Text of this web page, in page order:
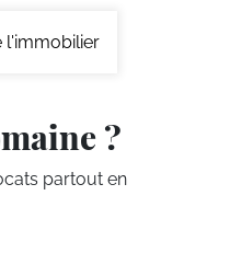
l'immobilier
?
partout en